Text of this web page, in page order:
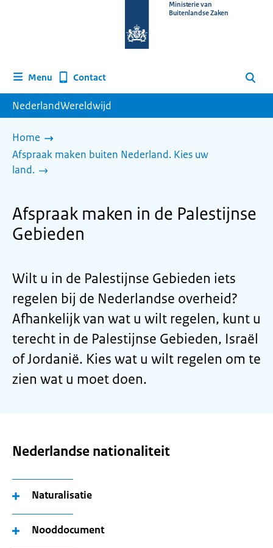
homepage
Ministerie van
Buitenlandse Zaken
Menu Contact Zoeken
NederlandWereldwijd
Home
Afspraak maken buiten Nederland. Kies uw
land.
Afspraak maken in de Palestijnse
Gebieden
Wilt u in de Palestijnse Gebieden iets
regelen bij de Nederlandse overheid?
Afhankelijk van wat u wilt regelen, kunt u
terecht in de Palestijnse Gebieden, Israël
of Jordanië. Kies wat u wilt regelen om te
zien wat u moet doen.
Nederlandse nationaliteit
Naturalisatie
Nooddocument